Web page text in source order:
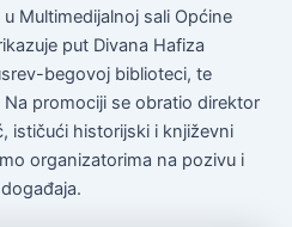
Multimedijalnoj sali Općine
put Divana Hafiza
begovoj biblioteci, te
promociji se obratio direktor
ističući historijski i književni
organizatorima na pozivu i